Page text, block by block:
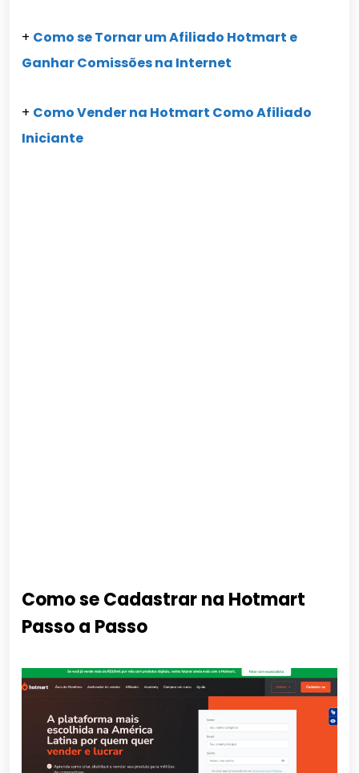
+ Como se Tornar um Afiliado Hotmart e
Ganhar Comissões na Internet
+ Como Vender na Hotmart Como Afiliado
Iniciante
Como se Cadastrar na Hotmart
Passo a Passo